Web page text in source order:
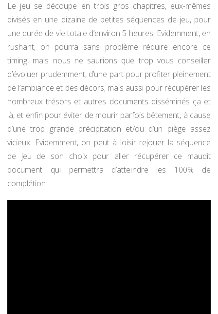
Le jeu se découpe en trois gros chapitres, eux-mêmes
divisés en une dizaine de petites séquences de jeu, pour
une durée de vie totale d’environ 5 heures. Evidemment, en
rushant, on pourra sans problème réduire encore ce
timing, mais nous ne saurions que trop vous conseiller
d’évoluer prudemment, d’une part pour profiter pleinement
de l’ambiance et des décors, mais aussi pour récupérer les
nombreux trésors et autres documents disséminés ça et
là, et enfin pour éviter de mourir parfois bêtement, à cause
d’une trop grande précipitation et/ou d’un piège assez
vicieux. Evidemment, on peut à loisir rejouer la séquence
de jeu de son choix pour aller récupérer ce maudit
document qui permettra d’atteindre les 100% de
complétion.